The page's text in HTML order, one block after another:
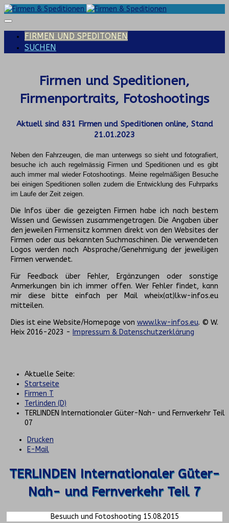
FIRMEN UND SPEDITONEN
SUCHEN
Firmen und Speditionen,
Firmenportraits, Fotoshootings
Aktuell sind 831 Firmen und Speditionen online, Stand
21.01.2023
Neben den Fahrzeugen, die man unterwegs so sieht und fotografiert,
besuche ich auch regelmässig Firmen und Speditionen und es gibt
auch immer mal wieder Fotoshootings. Meine regelmäßigen Besuche
bei einigen Speditionen sollen zudem die Entwicklung des Fuhrparks
im Laufe der Zeit zeigen.
Die Infos über die gezeigten Firmen habe ich nach bestem
Wissen und Gewissen zusammengetragen. Die Angaben über
den jeweilen Firmensitz kommen direkt von den Websites der
Firmen oder aus bekannten Suchmaschinen. Die verwendeten
Logos werden nach Absprache/Genehmigung der jeweiligen
Firmen verwendet.
Für Feedback über Fehler, Ergänzungen oder sonstige
Anmerkungen bin ich immer offen. Wer Fehler findet, kann
mir diese bitte einfach per Mail wheix(at)lkw-infos.eu
mitteilen.
Dies ist eine Website/Homepage von www.lkw-infos.eu. © W.
Heix 2016-2023 - Impressum & Datenschutzerklärung
Aktuelle Seite:
Startseite
Firmen T
Terlinden (D)
TERLINDEN Internationaler Güter-Nah- und Fernverkehr Teil
07
Drucken
E-Mail
TERLINDEN Internationaler Güter-
Nah- und Fernverkehr Teil 7
Besuuch und Fotoshooting 15.08.2015